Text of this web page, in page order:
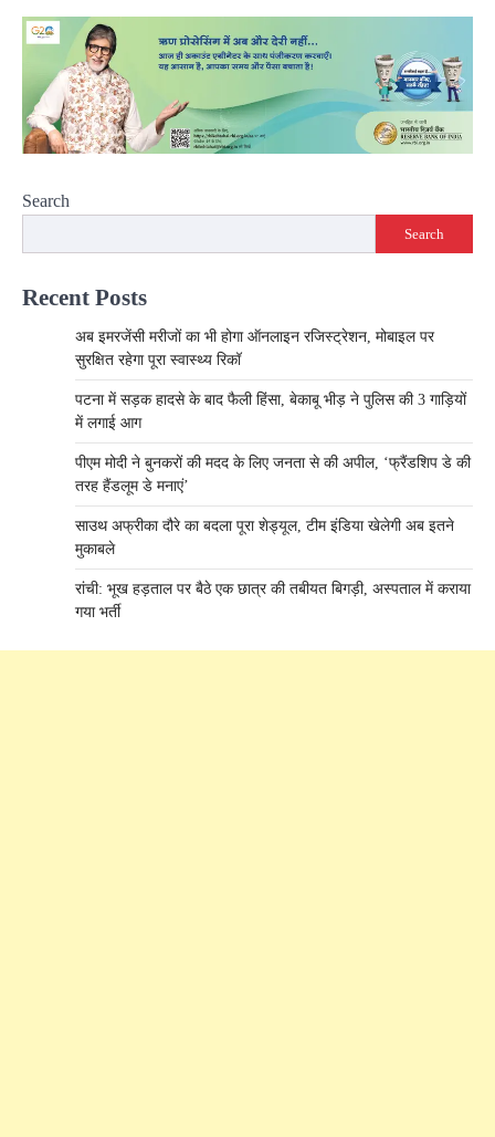
Search
Search
Recent Posts
अब इमरजेंसी मरीजों का भी होगा ऑनलाइन रजिस्ट्रेशन, मोबाइल पर
सुरक्षित रहेगा पूरा स्वास्थ्य रिकॉ
पटना में सड़क हादसे के बाद फैली हिंसा, बेकाबू भीड़ ने पुलिस की 3 गाड़ियों
में लगाई आग
पीएम मोदी ने बुनकरों की मदद के लिए जनता से की अपील, ‘फ्रैंडशिप डे की
तरह हैंडलूम डे मनाएं’
साउथ अफ्रीका दौरे का बदला पूरा शेड्यूल, टीम इंडिया खेलेगी अब इतने
मुकाबले
रांची: भूख हड़ताल पर बैठे एक छात्र की तबीयत बिगड़ी, अस्पताल में कराया
गया भर्ती